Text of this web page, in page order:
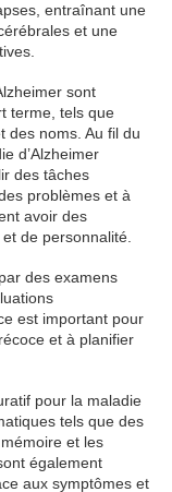
entraînant une
et une
sont
terme, tels que
des noms. Au fil du
d’Alzheimer
des tâches
problèmes et à
avoir des
de personnalité.
des examens
est important pour
et à planifier
pour la maladie
tels que des
et les
également
aux symptômes et